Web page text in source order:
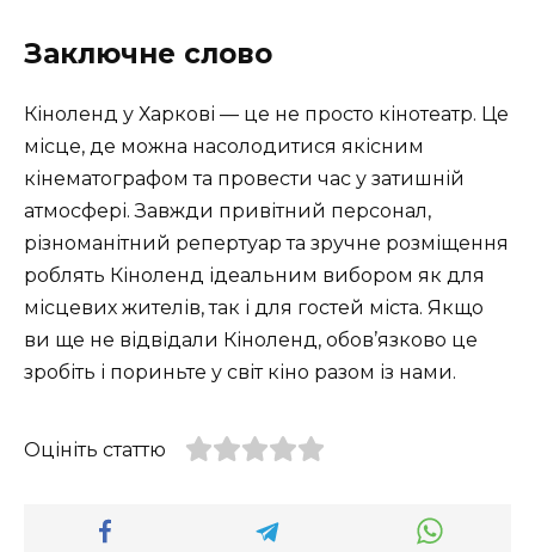
Заключне слово
Кіноленд у Харкові — це не просто кінотеатр. Це
місце, де можна насолодитися якісним
кінематографом та провести час у затишній
атмосфері. Завжди привітний персонал,
різноманітний репертуар та зручне розміщення
роблять Кіноленд ідеальним вибором як для
місцевих жителів, так і для гостей міста. Якщо
ви ще не відвідали Кіноленд, обов’язково це
зробіть і пориньте у світ кіно разом із нами.
Оцініть статтю